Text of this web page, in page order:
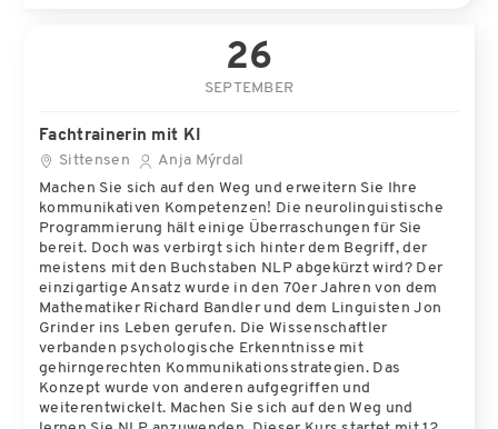
26
SEPTEMBER
Fachtrainerin mit KI
Sittensen
Anja Mýrdal
Machen Sie sich auf den Weg und erweitern Sie Ihre
kommunikativen Kompetenzen! Die neurolinguistische
Programmierung hält einige Überraschungen für Sie
bereit. Doch was verbirgt sich hinter dem Begriff, der
meistens mit den Buchstaben NLP abgekürzt wird? Der
einzigartige Ansatz wurde in den 70er Jahren von dem
Mathematiker Richard Bandler und dem Linguisten Jon
Grinder ins Leben gerufen. Die Wissenschaftler
verbanden psychologische Erkenntnisse mit
gehirngerechten Kommunikationsstrategien. Das
Konzept wurde von anderen aufgegriffen und
weiterentwickelt. Machen Sie sich auf den Weg und